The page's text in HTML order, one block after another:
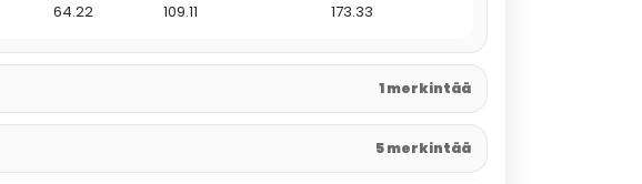
64.22 109.11 173.33
1 merkintää
5 merkintää